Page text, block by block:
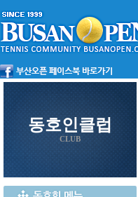
동호인클럽
CLUB